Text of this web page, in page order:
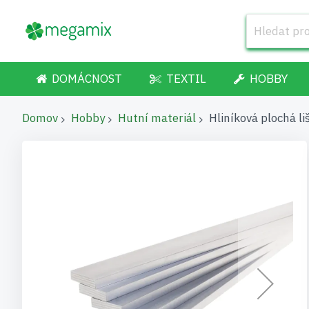
DOMÁCNOST TEXTIL HOBBY
Domov Hobby Hutní materiál Hliníková plochá